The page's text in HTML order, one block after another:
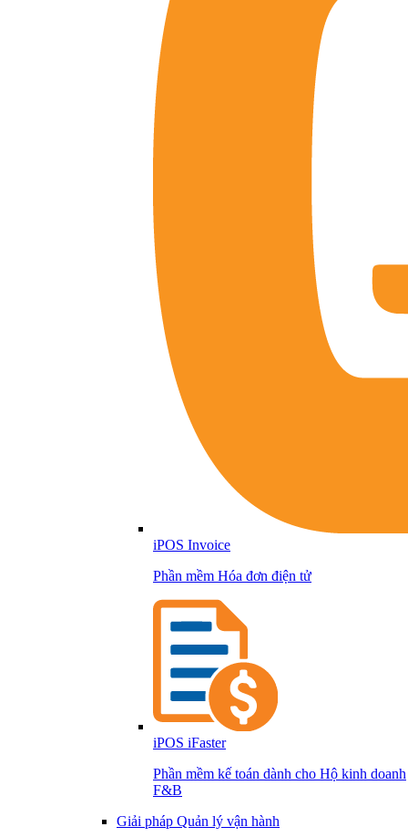
iPOS Invoice
Phần mềm Hóa đơn điện tử
iPOS iFaster
Phần mềm kế toán dành cho Hộ kinh doanh
F&B
Giải pháp Quản lý vận hành